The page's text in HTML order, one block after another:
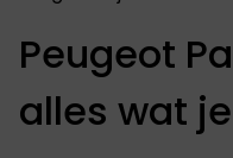
Peugeot
alles wat